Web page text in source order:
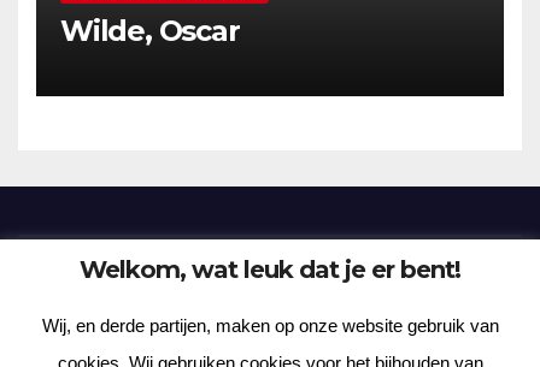
Wilde, Oscar
Frenzy Plantation
Korte verhalen, kortere gedichten, lange gedachten
Welkom, wat leuk dat je er bent!
Wij, en derde partijen, maken op onze website gebruik van
cookies. Wij gebruiken cookies voor het bijhouden van